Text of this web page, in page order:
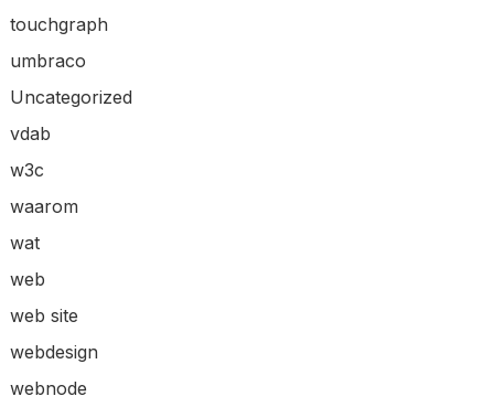
touchgraph
umbraco
Uncategorized
vdab
w3c
waarom
wat
web
web site
webdesign
webnode